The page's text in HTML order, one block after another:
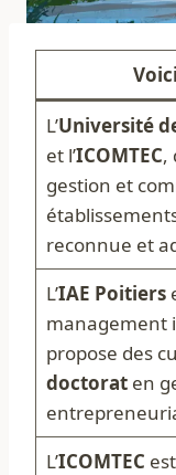
L’Université
et l’ICOMTEC,
gestion et
reconnue et
L’IAE Poitiers
management
propose des
doctoraten
L’ICOMTEC